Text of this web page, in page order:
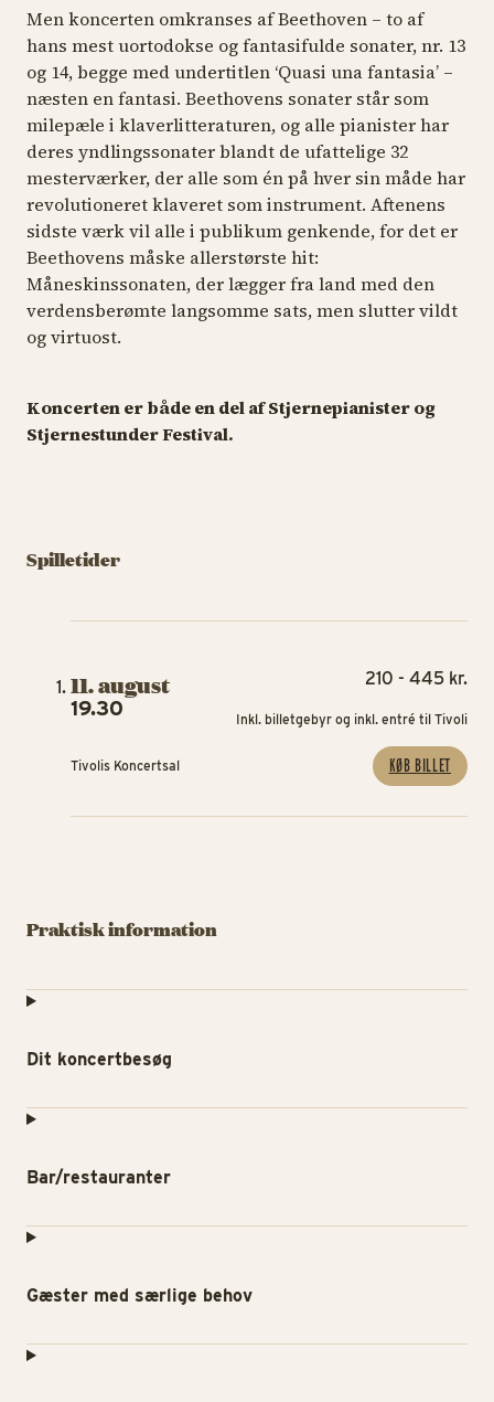
Men koncerten omkranses af Beethoven – to af
hans mest uortodokse og fantasifulde sonater, nr. 13
og 14, begge med undertitlen ‘Quasi una fantasia’ –
næsten en fantasi. Beethovens sonater står som
milepæle i klaverlitteraturen, og alle pianister har
deres yndlingssonater blandt de ufattelige 32
mesterværker, der alle som én på hver sin måde har
revolutioneret klaveret som instrument. Aftenens
sidste værk vil alle i publikum genkende, for det er
Beethovens måske allerstørste hit:
Måneskinssonaten, der lægger fra land med den
verdensberømte langsomme sats, men slutter vildt
og virtuost.
Koncerten er både en del af Stjernepianister og
Stjernestunder Festival.
Spilletider
11. august
19.30
Tivolis Koncertsal
210 - 445 kr.
Inkl. billetgebyr og inkl. entré til Tivoli
KØB BILLET
Praktisk information
Dit koncertbesøg
Bar/restauranter
Gæster med særlige behov